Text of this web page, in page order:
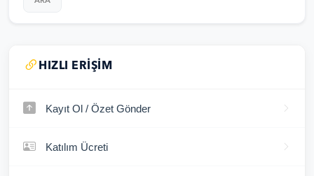
HIZLI ERIŞIM
Kayıt Ol / Özet Gönder
Katılım Ücreti